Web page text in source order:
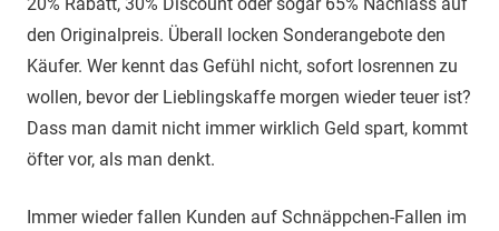
den Originalpreis. Überall locken Sonderangebote den
Käufer. Wer kennt das Gefühl nicht, sofort losrennen zu
wollen, bevor der Lieblingskaffe morgen wieder teuer ist?
Dass man damit nicht immer wirklich Geld spart, kommt
öfter vor, als man denkt.
Immer wieder fallen Kunden auf Schnäppchen-Fallen im